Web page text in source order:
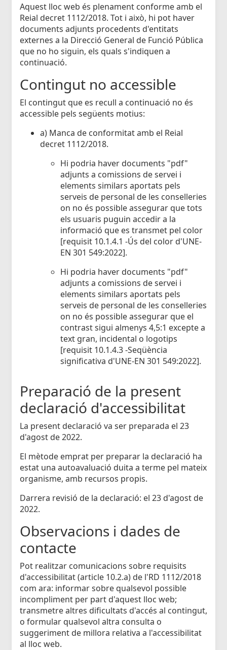
Aquest lloc web és plenament conforme amb el
Reial decret 1112/2018. Tot i això, hi pot haver
documents adjunts procedents d'entitats
externes a la Direcció General de Funció Pública
que no ho siguin, els quals s'indiquen a
continuació.
Contingut no accessible
El contingut que es recull a continuació no és
accessible pels següents motius:
a) Manca de conformitat amb el Reial
decret 1112/2018.
Hi podria haver documents "pdf"
adjunts a comissions de servei i
elements similars aportats pels
serveis de personal de les conselleries
on no és possible assegurar que tots
els usuaris puguin accedir a la
informació que es transmet pel color
[requisit 10.1.4.1 -Ús del color d'UNE-
EN 301 549:2022].
Hi podria haver documents "pdf"
adjunts a comissions de servei i
elements similars aportats pels
serveis de personal de les conselleries
on no és possible assegurar que el
contrast sigui almenys 4,5:1 excepte a
text gran, incidental o logotips
[requisit 10.1.4.3 -Seqüència
significativa d'UNE-EN 301 549:2022].
Preparació de la present
declaració d'accessibilitat
La present declaració va ser preparada el 23
d'agost de 2022.
El mètode emprat per preparar la declaració ha
estat una autoavaluació duita a terme pel mateix
organisme, amb recursos propis.
Darrera revisió de la declaració: el 23 d'agost de
2022.
Observacions i dades de
contacte
Pot realitzar comunicacions sobre requisits
d'accessibilitat (article 10.2.a) de l'RD 1112/2018
com ara: informar sobre qualsevol possible
incompliment per part d'aquest lloc web;
transmetre altres dificultats d'accés al contingut,
o formular qualsevol altra consulta o
suggeriment de millora relativa a l'accessibilitat
al lloc web.